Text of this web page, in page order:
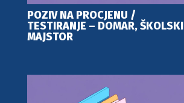
POZIV NA PROCJENU /
TESTIRANJE – DOMAR, ŠKOLSKI
MAJSTOR